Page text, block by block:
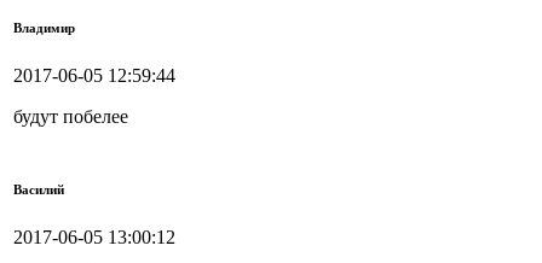
Владимир
2017-06-05 12:59:44
будут побелее
Василий
2017-06-05 13:00:12